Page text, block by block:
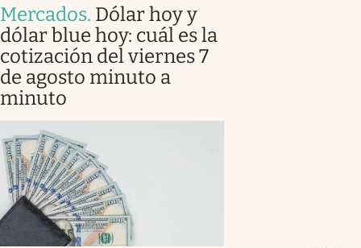
Mercados. Dólar hoy y
dólar blue hoy: cuál es la
cotización del viernes 7
de agosto minuto a
minuto